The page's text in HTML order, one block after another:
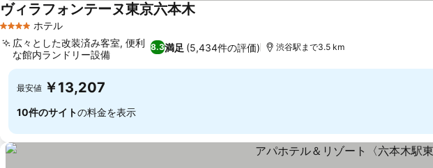
4 ホテルのランク
ホテル
ヴィラフォンテーヌ東京六本木料金を表示
8.3満足 (5,434件の評価)
広々とした改装済み客室, 便利
な館内ランドリー設備
渋谷駅まで3.5 km
最安値 ￥13,207
10件のサイトの料金を表示